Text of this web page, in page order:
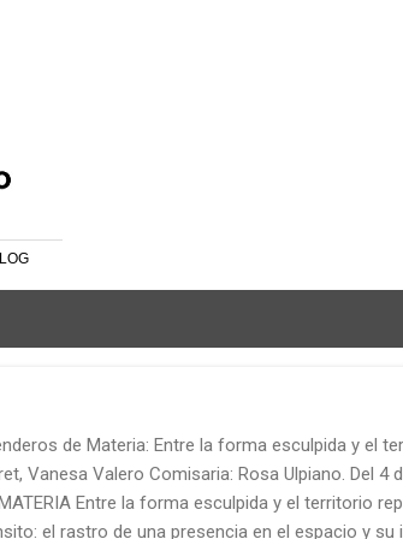
de Materia: Entre la forma esculpida y el
Vanesa Valero Comisaria: Rosa Ulpiano. Del 4
Entre la forma esculpida y el territorio
el rastro de una presencia en el espacio y